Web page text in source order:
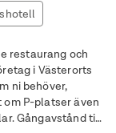
restaurang och
ni behöver,
om P-platser även
Gångavstånd till